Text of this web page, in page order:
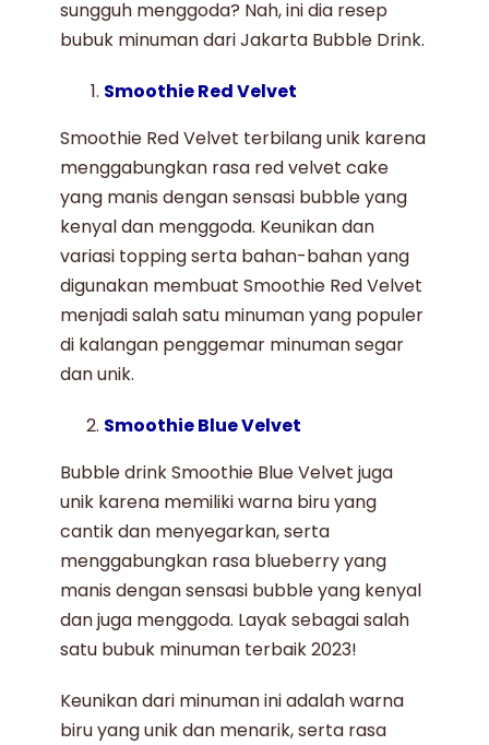
sungguh menggoda? Nah, ini dia resep
bubuk minuman dari Jakarta Bubble Drink.
Smoothie Red Velvet
Smoothie Red Velvet terbilang unik karena
menggabungkan rasa red velvet cake
yang manis dengan sensasi bubble yang
kenyal dan menggoda. Keunikan dan
variasi topping serta bahan-bahan yang
digunakan membuat Smoothie Red Velvet
menjadi salah satu minuman yang populer
di kalangan penggemar minuman segar
dan unik.
Smoothie Blue Velvet
Bubble drink Smoothie Blue Velvet juga
unik karena memiliki warna biru yang
cantik dan menyegarkan, serta
menggabungkan rasa blueberry yang
manis dengan sensasi bubble yang kenyal
dan juga menggoda. Layak sebagai salah
satu bubuk minuman terbaik 2023!
Keunikan dari minuman ini adalah warna
biru yang unik dan menarik, serta rasa